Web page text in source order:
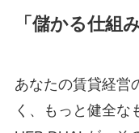
「儲かる仕組
あなたの賃貸経営
く、もっと健全な